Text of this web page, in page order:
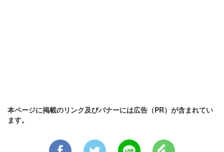
本ページに掲載のリンク及びバナーには広告（PR）が含まれてい
ます。